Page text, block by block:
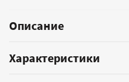
Описание
Характеристики